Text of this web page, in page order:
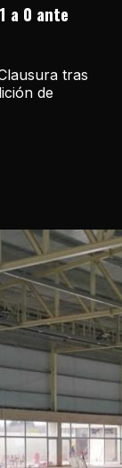
a 0 ante
tras
de